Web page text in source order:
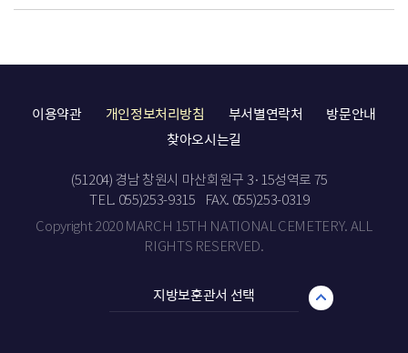
이용약관 개인정보처리방침 부서별연락처
방문안내
찾아오시는길
(51204) 경남 창원시 마산회원구 3·15성역로 75
TEL. 055)253-9315
FAX. 055)253-0319
Copyright 2020 MARCH 15TH NATIONAL CEMETERY. ALL
RIGHTS RESERVED.
지방보훈관서 선택